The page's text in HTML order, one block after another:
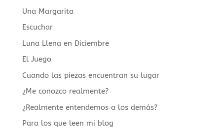
Una Margarita
Escuchar
Luna Llena en Diciembre
El Juego
Cuando las piezas encuentran su lugar
¿Me conozco realmente?
¿Realmente entendemos a los demás?
Para los que leen mi blog